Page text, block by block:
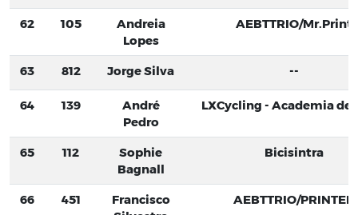
62 105
Andreia
Lopes
AEBTTRIO/Mr.Print
63 812 Jorge Silva --
64 139
André
Pedro
LXCycling - Academia de
65 112
Sophie
Bagnall
Bicisintra
66 451
Francisco
AEBTTRIO/PRINTER